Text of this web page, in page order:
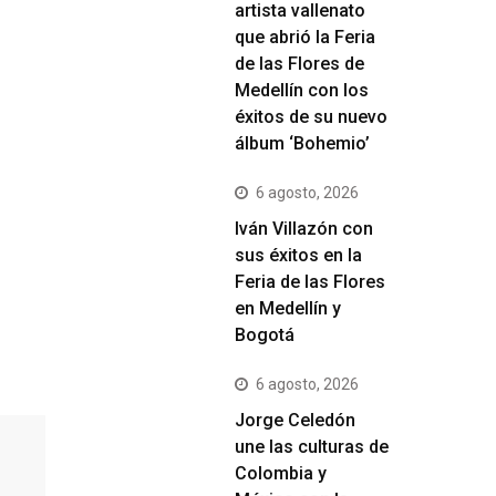
artista vallenato
que abrió la Feria
de las Flores de
Medellín con los
éxitos de su nuevo
álbum ‘Bohemio’
6 agosto, 2026
Iván Villazón con
sus éxitos en la
Feria de las Flores
en Medellín y
Bogotá
6 agosto, 2026
Jorge Celedón
une las culturas de
Colombia y